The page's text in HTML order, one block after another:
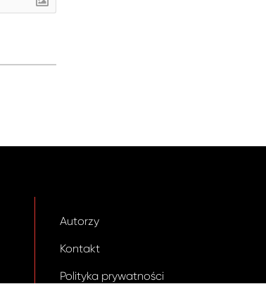
Autorzy
Kontakt
Polityka prywatności